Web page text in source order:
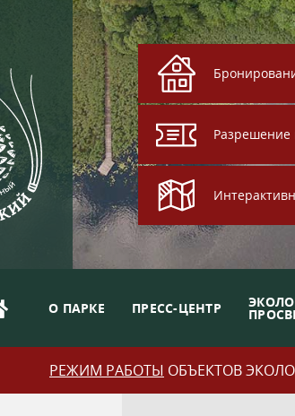
О ПАРКЕ ПРЕСС-ЦЕНТР
РЕЖИМ РАБОТЫ ОБЪЕКТОВ